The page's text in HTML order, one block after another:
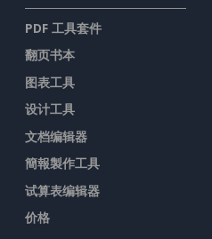
PDF 工具套件
翻页书本
图表工具
设计工具
文档编辑器
簡報製作工具
试算表编辑器
价格